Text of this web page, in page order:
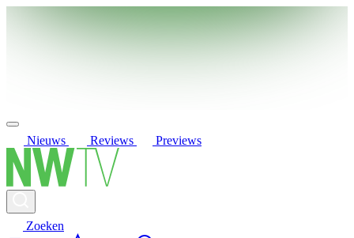
Nieuws Reviews Previews
Zoeken